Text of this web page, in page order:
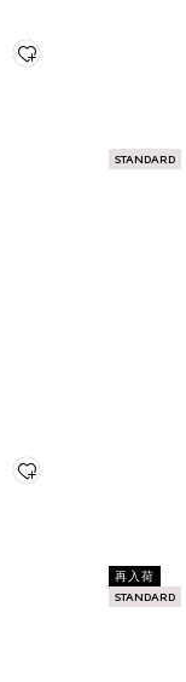
STANDARD
再入荷
STANDARD